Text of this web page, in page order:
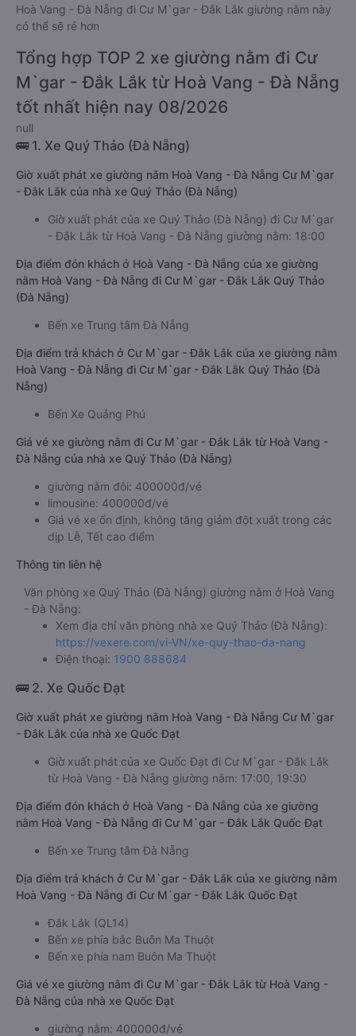
Hoà Vang - Đà Nẵng đi Cư M`gar - Đắk Lắk giường nằm này
có thể sẽ rẻ hơn
Tổng hợp TOP 2 xe giường nằm đi Cư
M`gar - Đắk Lắk từ Hoà Vang - Đà Nẵng
tốt nhất hiện nay 08/2026
null
🚌 1. Xe Quý Thảo (Đà Nẵng)
Giờ xuất phát xe giường nằm Hoà Vang - Đà Nẵng Cư M`gar
- Đắk Lắk của nhà xe Quý Thảo (Đà Nẵng)
Giờ xuất phát của xe Quý Thảo (Đà Nẵng) đi Cư M`gar
- Đắk Lắk từ Hoà Vang - Đà Nẵng giường nằm: 18:00
Địa điểm đón khách ở Hoà Vang - Đà Nẵng của xe giường
nằm Hoà Vang - Đà Nẵng đi Cư M`gar - Đắk Lắk Quý Thảo
(Đà Nẵng)
Bến xe Trung tâm Đà Nẵng
Địa điểm trả khách ở Cư M`gar - Đắk Lắk của xe giường nằm
Hoà Vang - Đà Nẵng đi Cư M`gar - Đắk Lắk Quý Thảo (Đà
Nẵng)
Bến Xe Quảng Phú
Giá vé xe giường nằm đi Cư M`gar - Đắk Lắk từ Hoà Vang -
Đà Nẵng của nhà xe Quý Thảo (Đà Nẵng)
giường nằm đôi: 400000đ/vé
limousine: 400000đ/vé
Giá vé xe ổn định, không tăng giảm đột xuất trong các
dịp Lễ, Tết cao điểm
Thông tin liên hệ
Văn phòng xe Quý Thảo (Đà Nẵng) giường nằm ở Hoà Vang
- Đà Nẵng:
Xem địa chỉ văn phòng nhà xe Quý Thảo (Đà Nẵng):
https://vexere.com/vi-VN/xe-quy-thao-da-nang
Điện thoại: 1900 888684
🚌 2. Xe Quốc Đạt
Giờ xuất phát xe giường nằm Hoà Vang - Đà Nẵng Cư M`gar
- Đắk Lắk của nhà xe Quốc Đạt
Giờ xuất phát của xe Quốc Đạt đi Cư M`gar - Đắk Lắk
từ Hoà Vang - Đà Nẵng giường nằm: 17:00, 19:30
Địa điểm đón khách ở Hoà Vang - Đà Nẵng của xe giường
nằm Hoà Vang - Đà Nẵng đi Cư M`gar - Đắk Lắk Quốc Đạt
Bến xe Trung tâm Đà Nẵng
Địa điểm trả khách ở Cư M`gar - Đắk Lắk của xe giường nằm
Hoà Vang - Đà Nẵng đi Cư M`gar - Đắk Lắk Quốc Đạt
Đắk Lắk (QL14)
Bến xe phía bắc Buôn Ma Thuột
Bến xe phía nam Buôn Ma Thuột
Giá vé xe giường nằm đi Cư M`gar - Đắk Lắk từ Hoà Vang -
Đà Nẵng của nhà xe Quốc Đạt
giường nằm: 400000đ/vé